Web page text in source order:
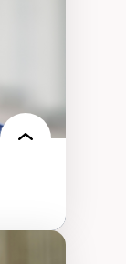
des